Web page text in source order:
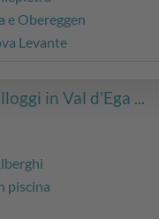
e Obereggen
Levante
in Val d'Ega ...
piscina